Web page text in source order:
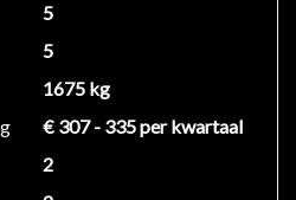
WhatsApp of onze
aanvullende
5
5
1675 kg
€ 307 - 335 per kwartaal
2